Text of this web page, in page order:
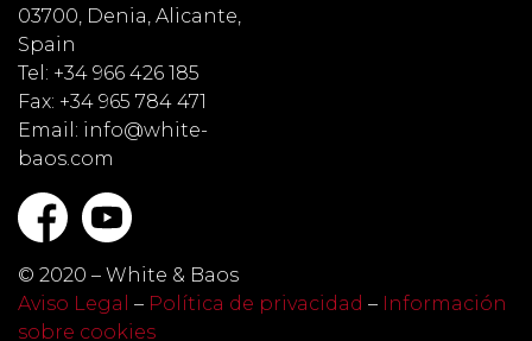
03700, Denia, Alicante,
Spain
Tel: +34 966 426 185
Fax: +34 965 784 471
Email: info@white-
baos.com
© 2020 – White & Baos
Aviso Legal – Política de privacidad – Información
sobre cookies